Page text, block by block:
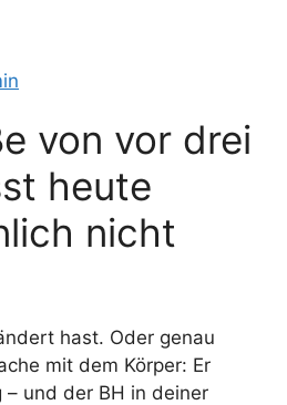
von vor drei
heute
nicht
hast. Oder genau
mit dem Körper: Er
und der BH in deiner